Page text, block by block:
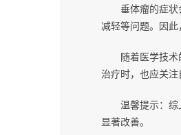
垂体瘤的症
减轻等问题。因
随着医学技
治疗时，也应关
温馨提示：综
显著改善。